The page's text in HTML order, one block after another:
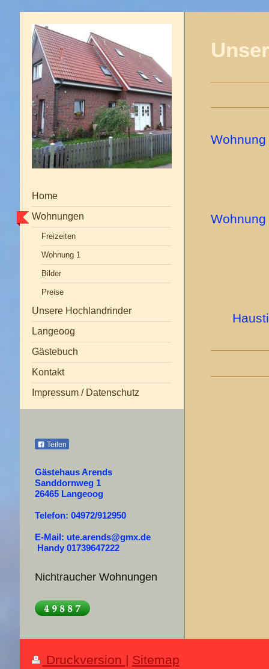
Home
Wohnungen
Freizeiten
Wohnung 1
Bilder
Preise
Unsere Hochlandrinder
Langeoog
Gästebuch
Kontakt
Impressum / Datenschutz
Teilen
Gästehaus Arends
Sanddornweg 1
26465 Langeoog
Telefon: 04972/912950
E-Mail: ute.arends@gmx.de
Handy 01739647222
Nichtraucher Wohnungen
Druckversion | Sitemap